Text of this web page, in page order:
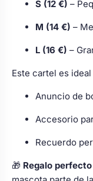
S (12 €) –
M (14 €) –
L (16 €) –
Este cartel es
Anuncio de
Accesorio
Recuerdo
🎁 Regalo perfecto